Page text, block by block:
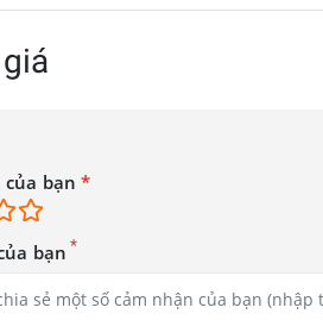
năng Double Pinch - thao tác chạm
Watch Ultra theo công bố của
của bạn*
bạn *